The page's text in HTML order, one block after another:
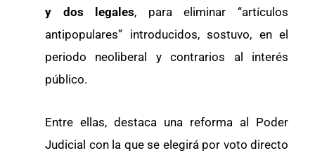
y dos legales, para eliminar “artículos
antipopulares” introducidos, sostuvo, en el
periodo neoliberal y contrarios al interés
público.
Entre ellas, destaca una reforma al Poder
Judicial con la que se elegirá por voto directo